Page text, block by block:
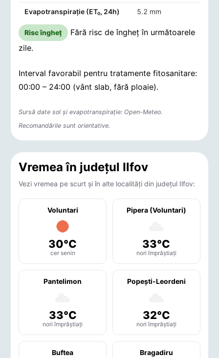
Evapotranspirație (ET₀, 24h) 5.2 mm
Risc îngheț
Fără risc de îngheț în următoarele
zile.
Interval favorabil pentru tratamente fitosanitare:
00:00 – 24:00 (vânt slab, fără ploaie).
Sursă date sol și evapotranspirație: Open-Meteo.
Recomandările sunt orientative.
Vremea în județul Ilfov
Vezi vremea pe scurt și în alte localități din județul Ilfov:
Voluntari
30°C
cer senin
Pipera (Voluntari)
33°C
nori împrăștiați
Pantelimon
33°C
nori împrăștiați
Popeşti-Leordeni
32°C
nori împrăștiați
Buftea Bragadiru